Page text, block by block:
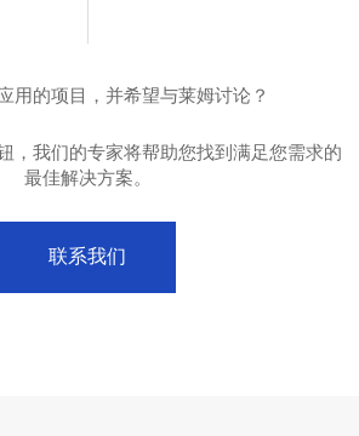
用的项目，并希望与莱姆讨论？
，我们的专家将帮助您找到满足您需求的
最佳解决方案。
联系我们